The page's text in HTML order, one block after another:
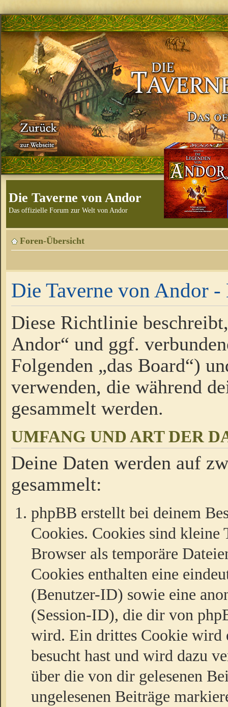
Die Taverne von Andor
Das offizielle Forum zur Welt von Andor
Foren-Übersicht
Die Taverne von Andor
Diese Richtlinie
Andor“ und ggf.
Folgenden „das Board“)
verwenden, die während
gesammelt werden.
UMFANG UND ART DER
Deine Daten werden auf
gesammelt:
phpBB erstellt bei deinem
Cookies. Cookies sind kleine
Browser als temporäre
Cookies enthalten eine
(Benutzer-ID) sowie eine
(Session-ID), die dir von
wird. Ein drittes Cookie wird
besucht hast und wird dazu
über die von dir gelesenen
ungelesenen Beiträge